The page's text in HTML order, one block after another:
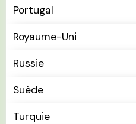
Portugal
Royaume-Uni
Russie
Suède
Turquie